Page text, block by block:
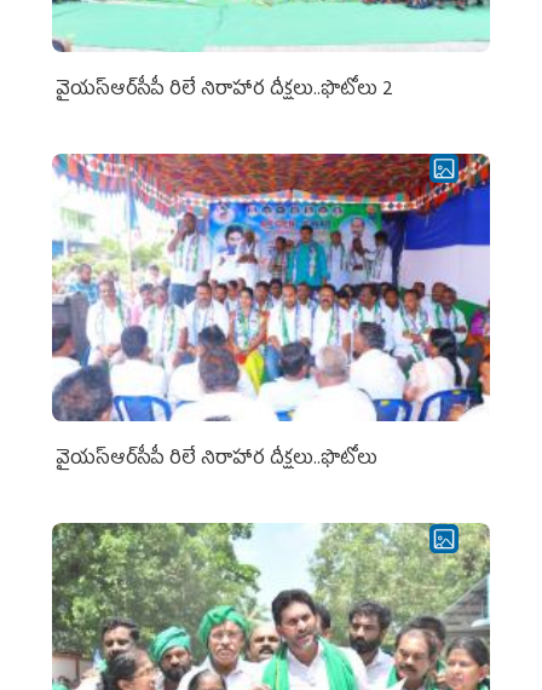
వైయ‌స్ఆర్‌సీపీ రిలే నిరాహార దీక్షలు..ఫొటోలు 2
వైయ‌స్ఆర్‌సీపీ రిలే నిరాహార దీక్షలు..ఫొటోలు